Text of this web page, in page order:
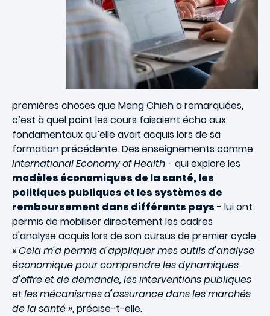
premières choses que Meng Chieh a remarquées,
c’est à quel point les cours faisaient écho aux
fondamentaux qu’elle avait acquis lors de sa
formation précédente. Des enseignements comme
International Economy of Health- qui explore les
modèles économiques de la santé, les
politiques publiques et les systèmes de
remboursement dans différents pays - lui ont
permis de mobiliser directement les cadres
d'analyse acquis lors de son cursus de premier cycle.
« Cela m'a permis d'appliquer mes outils d'analyse
économique pour comprendre les dynamiques
d'offre et de demande, les interventions publiques
et les mécanismes d'assurance dans les marchés
de la santé », précise-t-elle.